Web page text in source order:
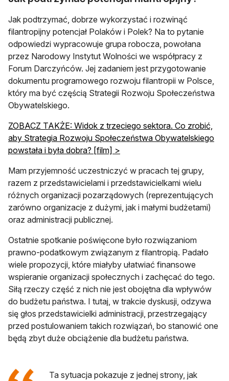
Jak podtrzymać, dobrze wykorzystać i rozwinąć
filantropijny potencjał Polaków i Polek? Na to pytanie
odpowiedzi wypracowuje grupa robocza, powołana
przez Narodowy Instytut Wolności we współpracy z
Forum Darczyńców. Jej zadaniem jest przygotowanie
dokumentu programowego rozwoju filantropii w Polsce,
który ma być częścią Strategii Rozwoju Społeczeństwa
Obywatelskiego.
ZOBACZ TAKŻE: Widok z trzeciego sektora. Co zrobić,
aby Strategia Rozwoju Społeczeństwa Obywatelskiego
powstała i była dobra? [film] >
Mam przyjemność uczestniczyć w pracach tej grupy,
razem z przedstawicielami i przedstawicielkami wielu
różnych organizacji pozarządowych (reprezentujących
zarówno organizacje z dużymi, jak i małymi budżetami)
oraz administracji publicznej.
Ostatnie spotkanie poświęcone było rozwiązaniom
prawno-podatkowym związanym z filantropią. Padało
wiele propozycji, które miałyby ułatwiać finansowe
wspieranie organizacji społecznych i zachęcać do tego.
Siłą rzeczy część z nich nie jest obojętna dla wpływów
do budżetu państwa. I tutaj, w trakcie dyskusji, odzywa
się głos przedstawicielki administracji, przestrzegający
przed postulowaniem takich rozwiązań, bo stanowić one
będą zbyt duże obciążenie dla budżetu państwa.
Ta sytuacja pokazuje z jednej strony, jak